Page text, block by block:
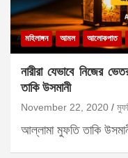
মহিলাঙ্গন আমল আলোকপাত
নারীরা যেভাবে নিজের
তাকি উসমানী
November 22, 2020
আল্লামা মুফতি তাকি